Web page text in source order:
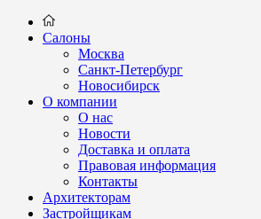
Салоны
Москва
Санкт-Петербург
Новосибирск
О компании
О нас
Новости
Доставка и оплата
Правовая информация
Контакты
Архитекторам
Застройщикам